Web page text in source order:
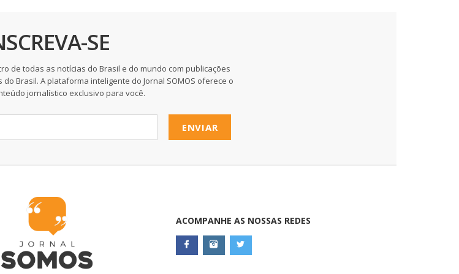
SE
de todas as notícias do Brasil e do mundo com publicações
Brasil. A plataforma inteligente do Jornal SOMOS oferece o
jornalístico exclusivo para você.
ENVIAR
ACOMPANHE AS NOSSAS REDES